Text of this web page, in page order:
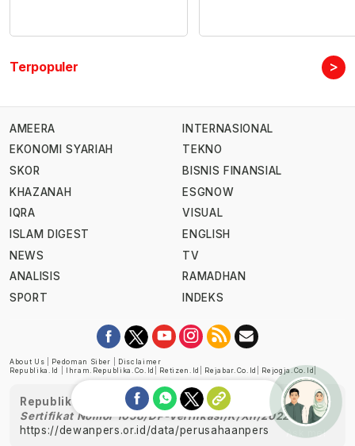
Terpopuler >
AMEERA
EKONOMI SYARIAH
SKOR
KHAZANAH
IQRA
ISLAM DIGEST
NEWS
ANALISIS
SPORT
INTERNASIONAL
TEKNO
BISNIS FINANSIAL
ESGNOW
VISUAL
ENGLISH
TV
RAMADHAN
INDEKS
About Us Pedoman Siber
Disclaimer
Republika.id
Ihram.republika.co.id Retizen.id Rejabar.co.id Rejogja.co.id
Republika telah diverifikasi oleh Dewan Pers
Sertifikat Nomor 1058/DP-Verifikasi/K/XII/2022
https://dewanpers.or.id/data/perusahaanpers
Ask me!